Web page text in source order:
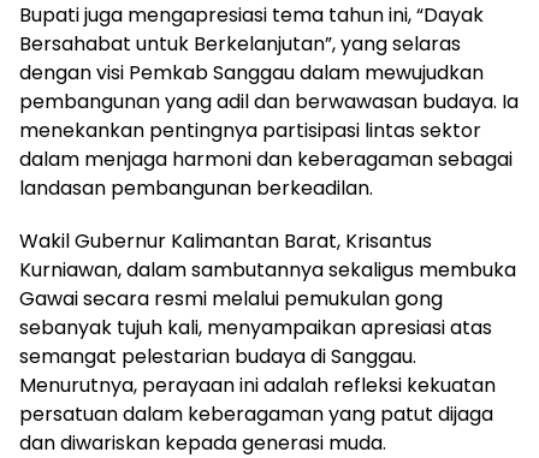
Bupati juga mengapresiasi tema tahun ini, “Dayak
Bersahabat untuk Berkelanjutan”, yang selaras
dengan visi Pemkab Sanggau dalam mewujudkan
pembangunan yang adil dan berwawasan budaya. Ia
menekankan pentingnya partisipasi lintas sektor
dalam menjaga harmoni dan keberagaman sebagai
landasan pembangunan berkeadilan.
Wakil Gubernur Kalimantan Barat, Krisantus
Kurniawan, dalam sambutannya sekaligus membuka
Gawai secara resmi melalui pemukulan gong
sebanyak tujuh kali, menyampaikan apresiasi atas
semangat pelestarian budaya di Sanggau.
Menurutnya, perayaan ini adalah refleksi kekuatan
persatuan dalam keberagaman yang patut dijaga
dan diwariskan kepada generasi muda.